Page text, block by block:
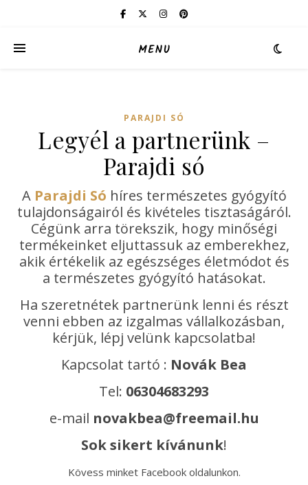
MENU
PARAJDI SÓ
Legyél a partnerünk –
Parajdi só
A Parajdi Só híres természetes gyógyító
tulajdonságairól és kivételes tisztaságáról.
Cégünk arra törekszik, hogy minőségi
termékeinket eljuttassuk az emberekhez,
akik értékelik az egészséges életmódot és
a természetes gyógyító hatásokat.
Ha szeretnétek partnerünk lenni és részt
venni ebben az izgalmas vállalkozásban,
kérjük, lépj velünk kapcsolatba!
Kapcsolat tartó : Novák Bea
Tel: 06304683293
e-mail novakbea@freemail.hu
Sok sikert kívánunk!
Kövess minket Facebook oldalunkon.